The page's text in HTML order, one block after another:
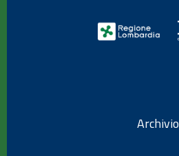
Archivio